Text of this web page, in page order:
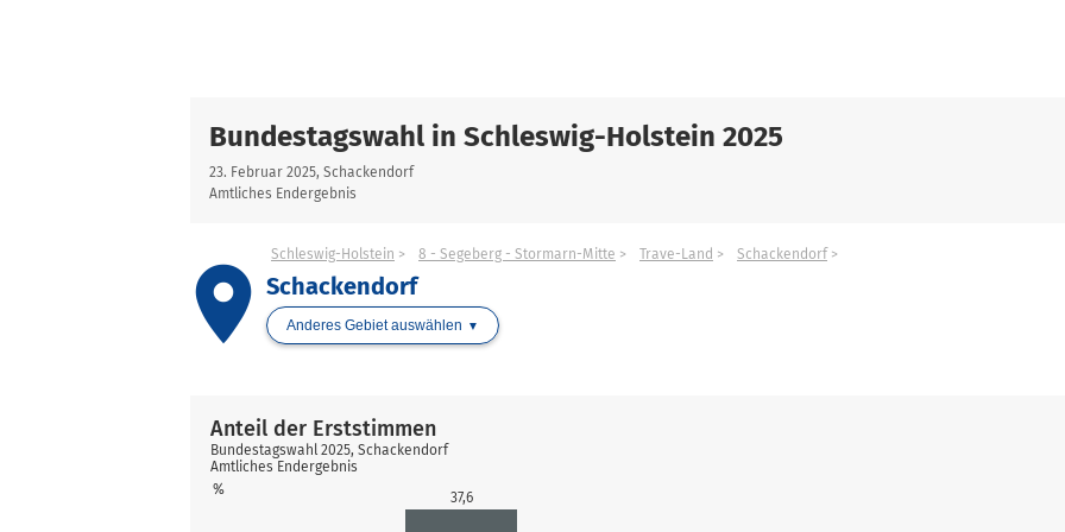
Bundestagswahl in Schleswig-Holstein 2025
23. Februar 2025, Schackendorf
Amtliches Endergebnis
place
Schleswig-Holstein 8 - Segeberg - Stormarn-Mitte Trave-Land Schackendorf
Schackendorf
Anderes Gebiet auswählen
%
37,6
Anteil der Erststimmen
Bundestagswahl 2025, Schackendorf
Amtliches Endergebnis